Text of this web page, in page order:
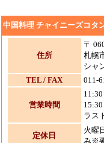
中国料理 チャイニーズコタ
住所
〒
札幌
シャ
TEL / FAX
011-
営業時間
ラス
定休日
火曜
み※